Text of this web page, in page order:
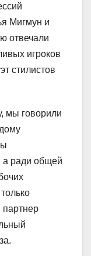
Мигмун и
отвечали
игроков
стилистов
мы говорили
а ради общей